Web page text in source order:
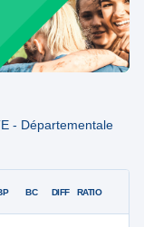
- Départementale
BC DIFF RATIO